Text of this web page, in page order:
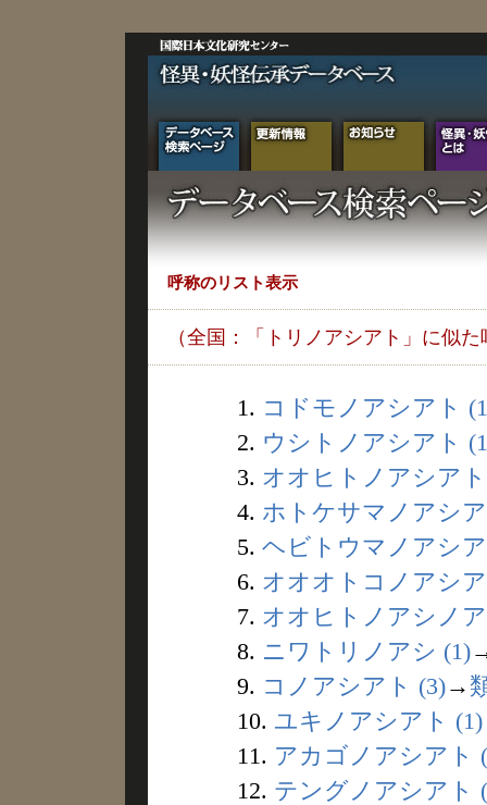
呼称のリスト表示
（全国：「トリノアシアト」に似た
1. コドモノアシアト
2. ウシトノアシアト
3. オオヒトノアシア
4. ホトケサマノアシ
5. ヘビトウマノアシ
6. オオオトコノアシ
7. オオヒトノアシノ
8. ニワトリノアシ (1)
9. コノアシアト (3)→
10. ユキノアシアト (1)
11. アカゴノアシアト
12. テングノアシアト